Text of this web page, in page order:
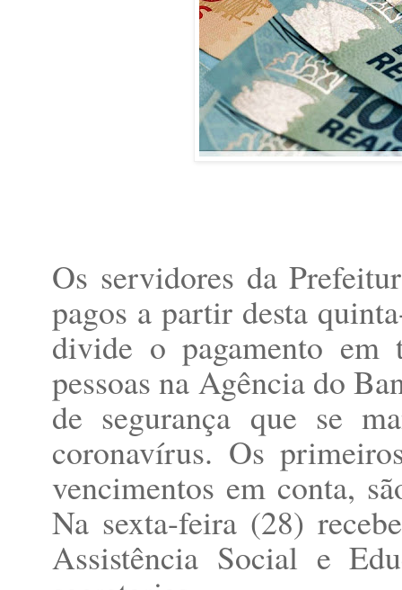
Os servidores da
pagos a partir desta
divide o pagamento em
pessoas na Agência do
de segurança que se
coronavírus. Os
vencimentos em conta,
Na sexta-feira (28)
Assistência Social e